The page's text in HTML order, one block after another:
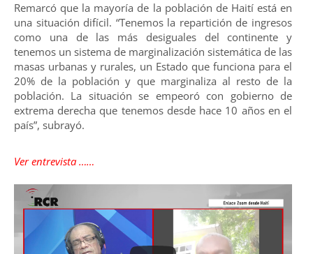
Remarcó que la mayoría de la población de Haití está en
una situación difícil. “Tenemos la repartición de ingresos
como una de las más desiguales del continente y
tenemos un sistema de marginalización sistemática de las
masas urbanas y rurales, un Estado que funciona para el
20% de la población y que marginaliza al resto de la
población. La situación se empeoró con gobierno de
extrema derecha que tenemos desde hace 10 años en el
país”, subrayó.
Ver entrevista ……